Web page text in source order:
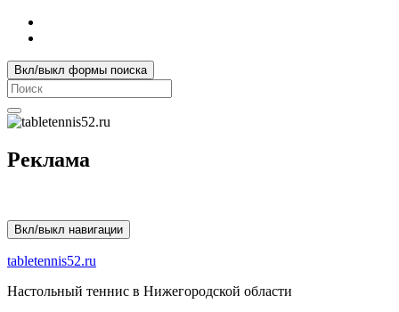
Вкл/выкл формы поиска
Search
for:
Реклама
Вкл/выкл навигации
tabletennis52.ru
Настольный теннис в Нижегородской области